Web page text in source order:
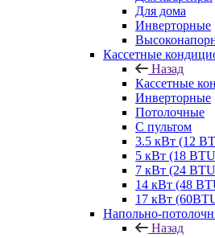
Для дома
Инверторные
Кассетные
Назад
Кассетные
Инверторные
Потолочные
С пультом
3.5 кВт (12
5 кВт (18
7 кВт (24
14 кВт (48
17 кВт
Напольно-
Назад